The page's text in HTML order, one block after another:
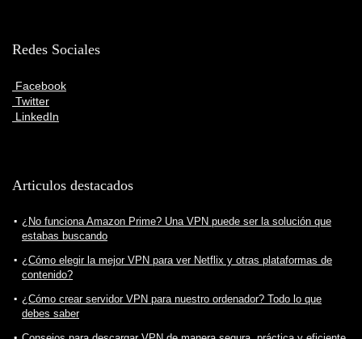
Redes Sociales
Facebook
Twitter
LinkedIn
Articulos destacados
¿No funciona Amazon Prime? Una VPN puede ser la solución que
estabas buscando
¿Cómo elegir la mejor VPN para ver Netflix y otras plataformas de
contenido?
¿Cómo crear servidor VPN para nuestro ordenador? Todo lo que
debes saber